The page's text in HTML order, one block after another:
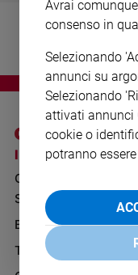
Ambiente
Volontariato
valore
Caso
della
settimana
Migranti
Diversità
e
inclusione
I SITI SAN
GRUPPO
SAN PAOLO
BENESSERE
TELENOVA
Avrai
consenso in
Selezionando
annunci su
Selezionando
attivati annunci
cookie o
potranno